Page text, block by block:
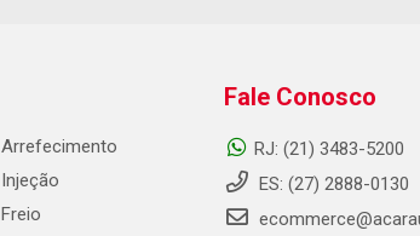
Arrefecimento
Injeção
Freio
Fale Conosco
RJ: (21) 3483-5200
ES: (27) 2888-0130